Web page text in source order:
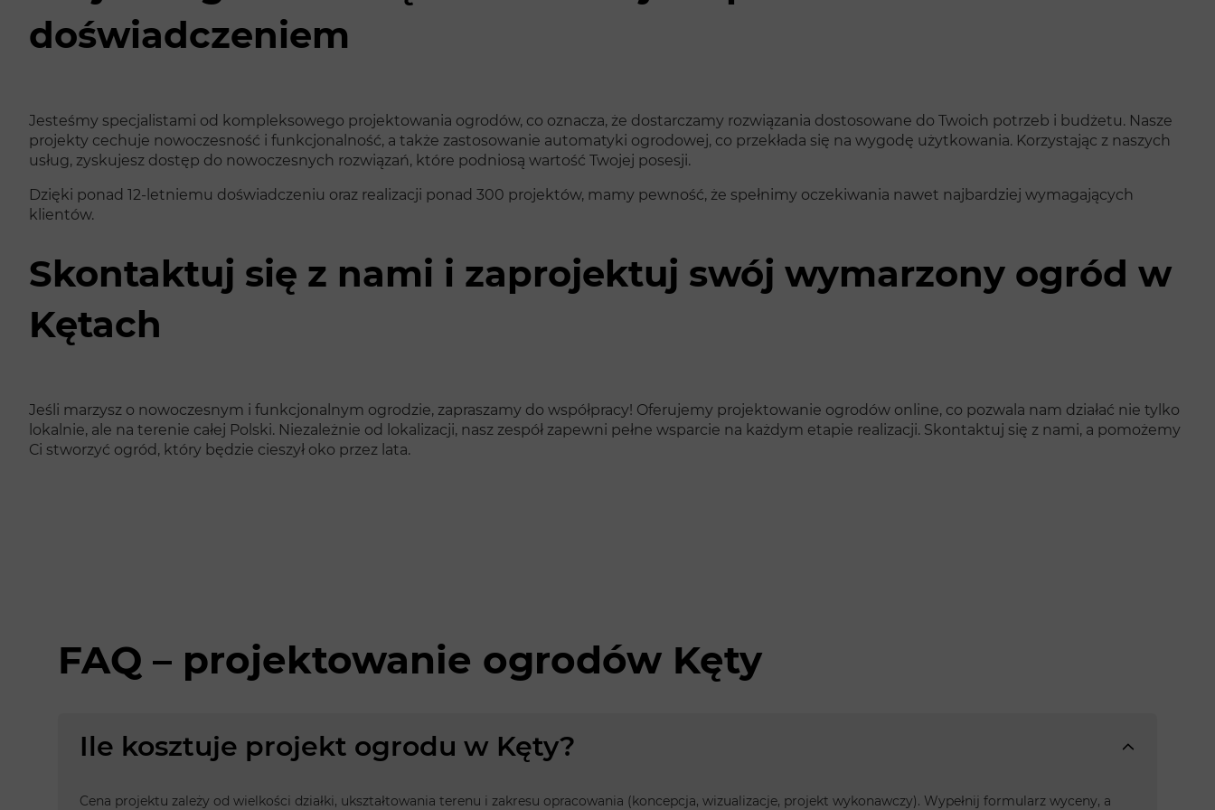
doświadczeniem
Jesteśmy specjalistami od kompleksowego projektowania ogrodów, co oznacza, że dostarczamy rozwiązania dostosowane do Twoich potrzeb i budżetu. Nasze
projekty cechuje nowoczesność i funkcjonalność, a także zastosowanie automatyki ogrodowej, co przekłada się na wygodę użytkowania. Korzystając z naszych
usług, zyskujesz dostęp do nowoczesnych rozwiązań, które podniosą wartość Twojej posesji.
Dzięki ponad 12-letniemu doświadczeniu oraz realizacji ponad 300 projektów, mamy pewność, że spełnimy oczekiwania nawet najbardziej wymagających
klientów.
Skontaktuj się z nami i zaprojektuj swój wymarzony ogród w
Kętach
Jeśli marzysz o nowoczesnym i funkcjonalnym ogrodzie, zapraszamy do współpracy! Oferujemy projektowanie ogrodów online, co pozwala nam działać nie tylko
lokalnie, ale na terenie całej Polski. Niezależnie od lokalizacji, nasz zespół zapewni pełne wsparcie na każdym etapie realizacji. Skontaktuj się z nami, a pomożemy
Ci stworzyć ogród, który będzie cieszył oko przez lata.
FAQ – projektowanie ogrodów Kęty
Ile kosztuje projekt ogrodu w Kęty?
Cena projektu zależy od wielkości działki, ukształtowania terenu i zakresu opracowania (koncepcja, wizualizacje, projekt wykonawczy). Wypełnij formularz wyceny, a